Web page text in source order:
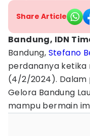
Share Article
Bandung, IDN
Bandung, Stefano
perdananya ketika
(4/2/2024). Dalam
Gelora Bandung
mampu bermain